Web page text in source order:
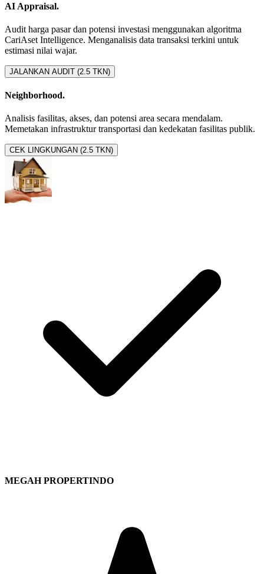
AI Appraisal.
Audit harga pasar dan potensi investasi menggunakan algoritma
CariAset Intelligence. Menganalisis data transaksi terkini untuk
estimasi nilai wajar.
JALANKAN AUDIT (2.5 TKN)
Neighborhood.
Analisis fasilitas, akses, dan potensi area secara mendalam.
Memetakan infrastruktur transportasi dan kedekatan fasilitas publik.
CEK LINGKUNGAN (2.5 TKN)
MEGAH PROPERTINDO